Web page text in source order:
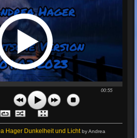
00:55
Hager Dunkelheit und Licht by Andrea